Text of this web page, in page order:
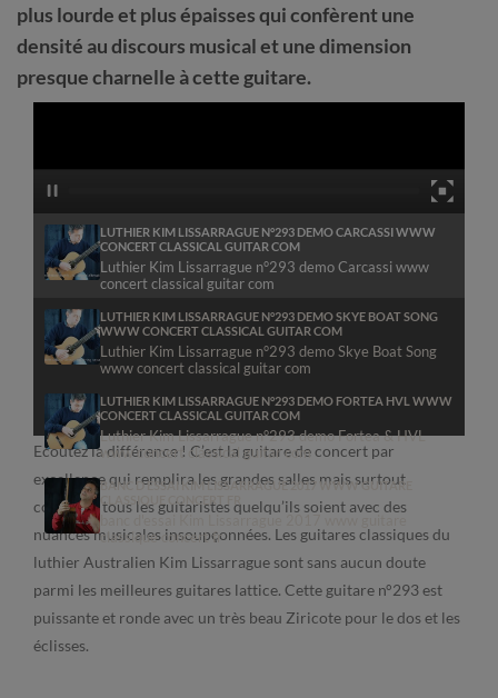
plus lourde et plus épaisses qui confèrent une
densité au discours musical et une dimension
presque charnelle à cette guitare.
LUTHIER KIM LISSARRAGUE N°293 DEMO CARCASSI WWW
CONCERT CLASSICAL GUITAR COM
Luthier Kim Lissarrague n°293 demo Carcassi www
concert classical guitar com
This n. 293
read more »
LUTHIER KIM LISSARRAGUE N°293 DEMO SKYE BOAT SONG
WWW CONCERT CLASSICAL GUITAR COM
Luthier Kim Lissarrague n°293 demo Skye Boat Song
www concert classical guitar com
This
read more »
LUTHIER KIM LISSARRAGUE N°293 DEMO FORTEA HVL WWW
CONCERT CLASSICAL GUITAR COM
Luthier Kim Lissarrague n°293 demo Fortea & HVL
www concert classical guitar com
This n.
read more »
BANC D ESSAI KIM LISSARRAGUE 2017 WWW GUITARE
CLASSIQUE CONCERT FR
banc d'essai Kim Lissarrague 2017 www guitare
classique concert fr
Les guitares classique
read more »
Ecoutez la différence ! C’est la guitare de concert par
excellence qui remplira les grandes salles mais surtout
comblera tous les guitaristes quelqu’ils soient avec des
nuances musicales insoupçonnées. Les guitares classiques du
luthier Australien Kim Lissarrague sont sans aucun doute
parmi les meilleures guitares lattice. Cette guitare n°293 est
puissante et ronde avec un très beau Ziricote pour le dos et les
éclisses.